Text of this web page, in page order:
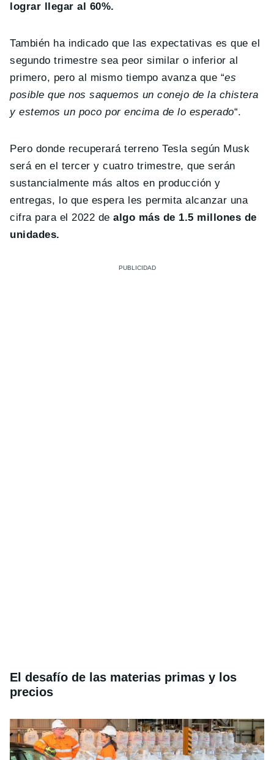
lograr llegar al 60%.
También ha indicado que las expectativas es que el
segundo trimestre sea peor similar o inferior al
primero, pero al mismo tiempo avanza que “es
posible que nos saquemos un conejo de la chistera
y estemos un poco por encima de lo esperado“.
Pero donde recuperará terreno Tesla según Musk
será en el tercer y cuatro trimestre, que serán
sustancialmente más altos en producción y
entregas, lo que espera les permita alcanzar una
cifra para el 2022 dealgo más de 1.5 millones de
unidades.
El desafío de las materias primas y los
precios